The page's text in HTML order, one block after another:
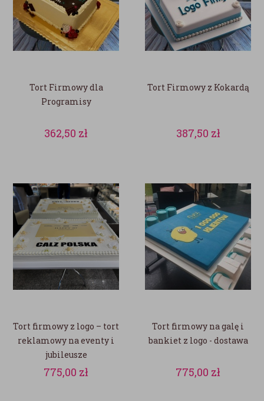
Tort Firmowy dla
Programisy
362,50 zł
Tort Firmowy z Kokardą
387,50 zł
Tort firmowy z logo – tort
reklamowy na eventy i
jubileusze
775,00 zł
Tort firmowy na galę i
bankiet z logo - dostawa
775,00 zł